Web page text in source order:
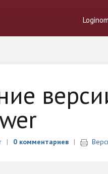
0 комментариев